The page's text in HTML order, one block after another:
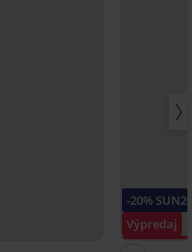
-20% SUN20
Výpredaj